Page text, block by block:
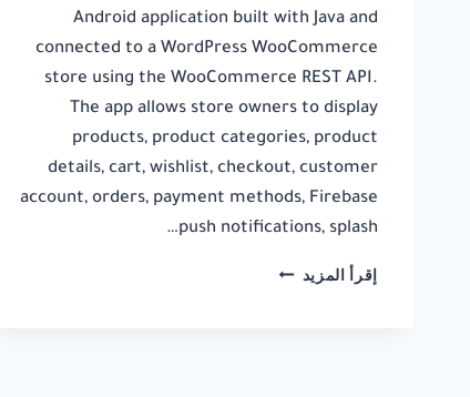
Android application built with Java and
connected to a WordPress WooCommerce
store using the WooCommerce REST API.
The app allows store owners to display
products, product categories, product
details, cart, wishlist, checkout, customer
account, orders, payment methods, Firebase
push notifications, splash…
إقرأ المزيد PANDA